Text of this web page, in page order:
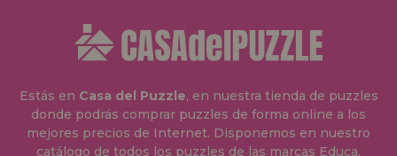
Estás en Casa del Puzzle, en nuestra tienda de puzzles
donde podrás comprar puzzles de forma online a los
mejores precios de Internet. Disponemos en nuestro
catálogo de todos los puzzles de las marcas Educa,